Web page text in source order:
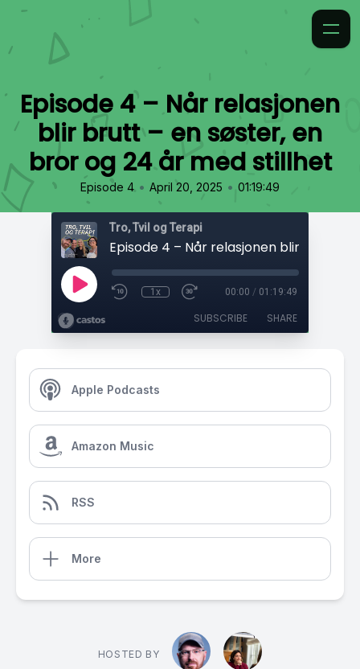
Episode 4 – Når relasjonen
blir brutt – en søster, en
bror og 24 år med stillhet
Episode 4 • April 20, 2025 • 01:19:49
Tro, Tvil og Terapi
1x 00:00 / 01:19:49
SUBSCRIBE SHARE
Apple Podcasts
Amazon Music
RSS
More
HOSTED BY